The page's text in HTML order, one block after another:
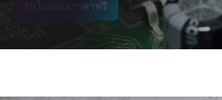
รับใบเสนอราคาฟรี